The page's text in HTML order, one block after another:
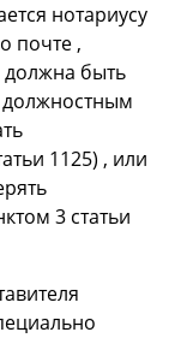
нотариусу
почте ,
должна быть
должностным
1125) , или
3 статьи